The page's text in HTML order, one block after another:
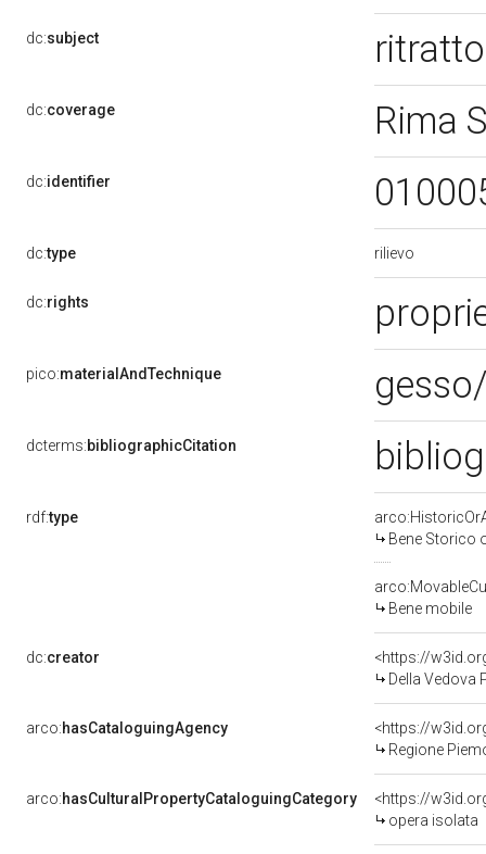
dc:subject
dc:coverage Rima
dc:identifier
dc:type rilievo
dc:rights
pico:materialAndTechnique
dcterms:bibliographicCitation
rdf:type
Bene Storico
Bene mobile
dc:creator
<https://
Della Vedova
arco:hasCataloguingAgency
<https://
Regione
arco:hasCulturalPropertyCataloguingCategory
<https://
opera isolata